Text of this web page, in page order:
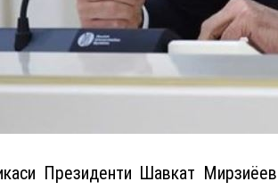
Президенти Шавкат
муассасалари, илмий